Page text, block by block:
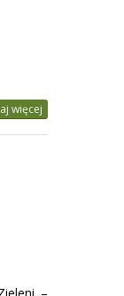
więcej